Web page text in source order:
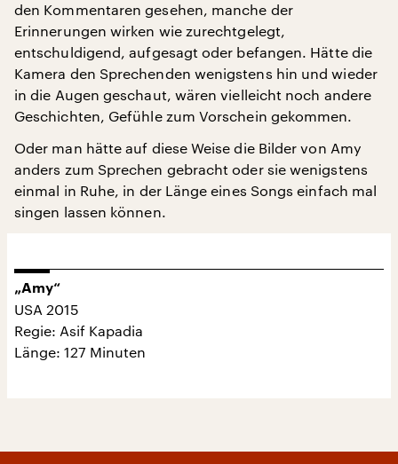
den Kommentaren gesehen, manche der
Erinnerungen wirken wie zurechtgelegt,
entschuldigend, aufgesagt oder befangen. Hätte die
Kamera den Sprechenden wenigstens hin und wieder
in die Augen geschaut, wären vielleicht noch andere
Geschichten, Gefühle zum Vorschein gekommen.
Oder man hätte auf diese Weise die Bilder von Amy
anders zum Sprechen gebracht oder sie wenigstens
einmal in Ruhe, in der Länge eines Songs einfach mal
singen lassen können.
„Amy“
USA 2015
Regie: Asif Kapadia
Länge: 127 Minuten